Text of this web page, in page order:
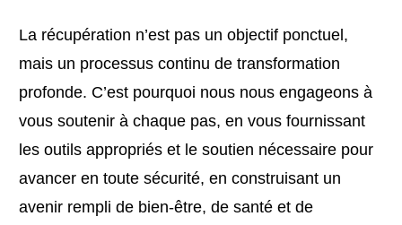
La récupération n’est pas un objectif ponctuel,
mais un processus continu de transformation
profonde. C’est pourquoi nous nous engageons à
vous soutenir à chaque pas, en vous fournissant
les outils appropriés et le soutien nécessaire pour
avancer en toute sécurité, en construisant un
avenir rempli de bien-être, de santé et de